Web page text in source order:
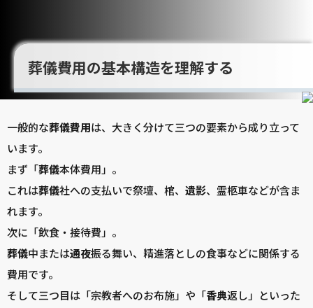
葬儀費用の基本構造を理解する
一般的な葬儀費用は、大きく分けて三つの要素から成り立って
います。
まず「葬儀本体費用」。
これは葬儀社への支払いで祭壇、棺、 遺影、霊柩車などが含ま
れます。
次に「飲食・接待費」。
葬儀中または通夜振る舞い、精進落としの食事などに関係する
費用です。
そして三つ目は「宗教者へのお布施」や「香典返し」といった